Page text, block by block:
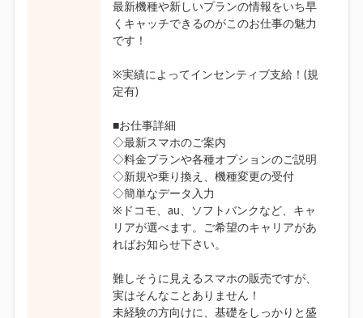
最新機種や新しいプランの情報をいち早
くキャッチできるのがこのお仕事の魅力
です！
※実績によってインセンティブ支給！(規
定有)
■お仕事詳細
◇最新スマホのご案内
◇料金プランや各種オプションのご説明
◇新規や乗り換え、機種変更の受付
◇簡単なデータ入力
※ドコモ、au、ソフトバンクなど、キャ
リアが選べます。ご希望のキャリアがあ
ればお知らせ下さい。
難しそうに見えるスマホの販売ですが、
実はそんなことありません！
未経験の方向けに、基礎をしっかりと盛